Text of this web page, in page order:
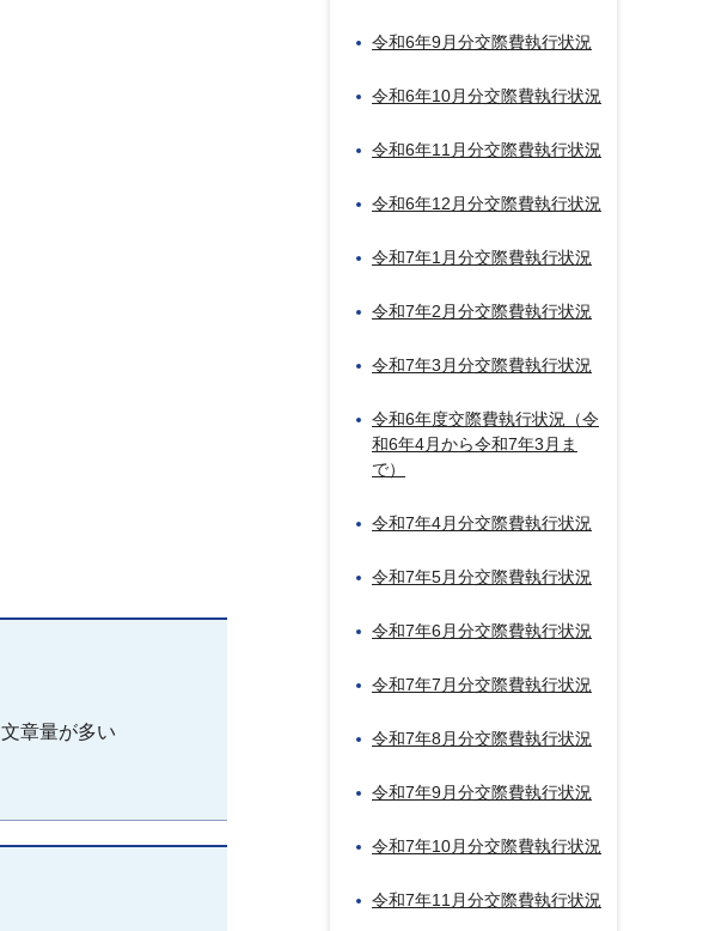
文章量が多い
令和6年9月分交際費執行状況
令和6年10月分交際費執行状況
令和6年11月分交際費執行状況
令和6年12月分交際費執行状況
令和7年1月分交際費執行状況
令和7年2月分交際費執行状況
令和7年3月分交際費執行状況
令和6年度交際費執行状況（令
和6年4月から令和7年3月ま
で）
令和7年4月分交際費執行状況
令和7年5月分交際費執行状況
令和7年6月分交際費執行状況
令和7年7月分交際費執行状況
令和7年8月分交際費執行状況
令和7年9月分交際費執行状況
令和7年10月分交際費執行状況
令和7年11月分交際費執行状況